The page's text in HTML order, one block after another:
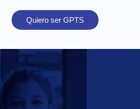
Quiero ser GPTS